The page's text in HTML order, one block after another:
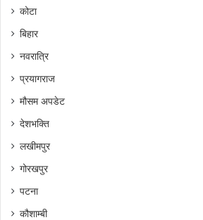
कोटा
बिहार
नवरात्रि
प्रयागराज
मौसम अपडेट
देशभक्ति
लखीमपुर
गोरखपुर
पटना
कौशाम्बी